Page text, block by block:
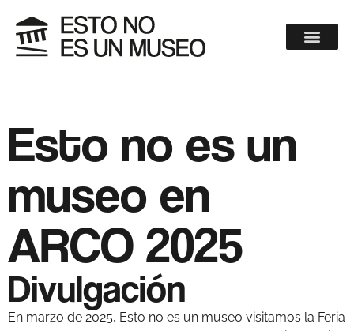
Esto no es un
museo en
ARCO 2025
Divulgación
En marzo de 2025, Esto no es un museo visitamos la Feria